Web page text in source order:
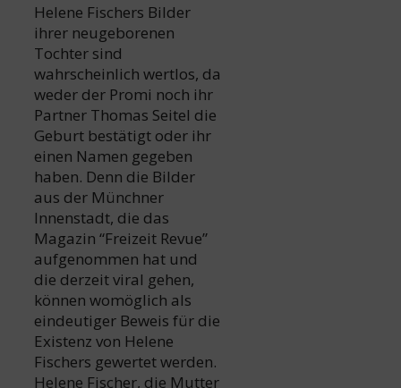
Helene Fischers Bilder
ihrer neugeborenen
Tochter sind
wahrscheinlich wertlos, da
weder der Promi noch ihr
Partner Thomas Seitel die
Geburt bestätigt oder ihr
einen Namen gegeben
haben. Denn die Bilder
aus der Münchner
Innenstadt, die das
Magazin “Freizeit Revue”
aufgenommen hat und
die derzeit viral gehen,
können womöglich als
eindeutiger Beweis für die
Existenz von Helene
Fischers gewertet werden.
Helene Fischer, die Mutter